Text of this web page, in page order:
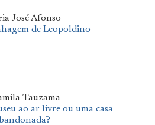
José Afonso
de Leopoldino
Tauzama
ao ar livre ou uma casa